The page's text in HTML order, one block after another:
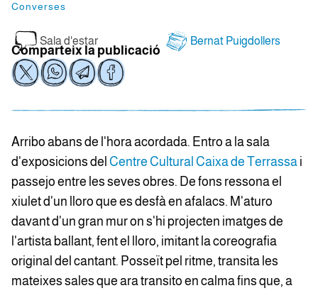
Converses
Sala d'estar Bernat Puigdollers
Comparteix la publicació
Arribo abans de l'hora acordada. Entro a la sala
d'exposicions del Centre Cultural Caixa de Terrassa i
passejo entre les seves obres. De fons ressona el
xiulet d'un lloro que es desfà en afalacs. M'aturo
davant d'un gran mur on s'hi projecten imatges de
l'artista ballant, fent el lloro, imitant la coreografia
original del cantant. Posseït pel ritme, transita les
mateixes sales que ara transito en calma fins que, a